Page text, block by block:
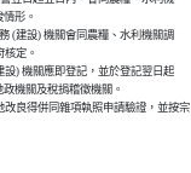
情形。
(建設) 機關會同農糧、水利機關調
核定。
設) 機關應即登記，並於登記翌日起
政機關及稅捐稽徵機關。
良得併同雜項執照申請驗證，並按宗